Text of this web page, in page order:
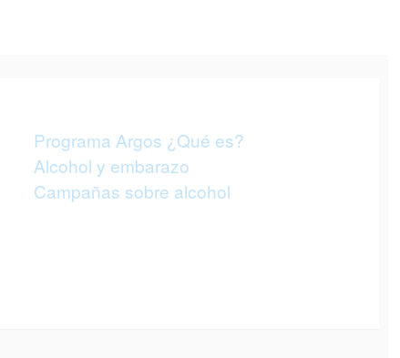
Programa Argos ¿Qué es?
Alcohol y embarazo
Campañas sobre alcohol